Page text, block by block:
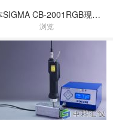
日本SIGMA CB-2001RGB现场动平衡仪
浏览